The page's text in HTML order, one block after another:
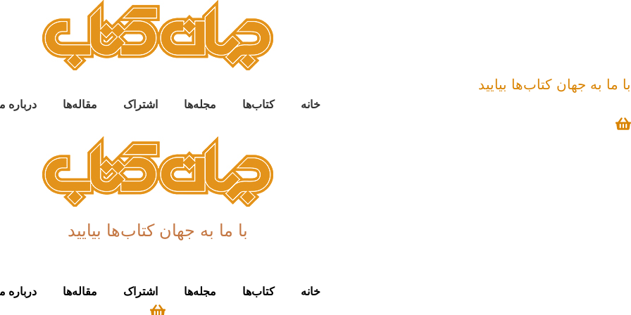
با ما به جهان کتاب‌ها بیایید
خانه کتاب‌ها مجله‌ها اشتراک مقاله‌ها درباره
با ما به جهان کتاب‌ها بیایید
خانه کتاب‌ها مجله‌ها اشتراک مقاله‌ها درباره